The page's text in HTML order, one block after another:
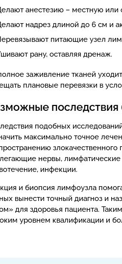
анестезию – местную
надрез длиной до 6 см и
питающие узел
рану, оставляя дренаж.
заживление тканей
плановые перевязки в
последствия
подобных
максимально точное
нервы, лимфатические
инфекции.
и биопсия лимфоузла
вынести точный диагноз и
для здоровья пациента.
уровнем квалификации и